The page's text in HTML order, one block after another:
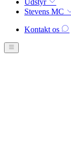
Udstyr
Stevens MC
Kontakt os